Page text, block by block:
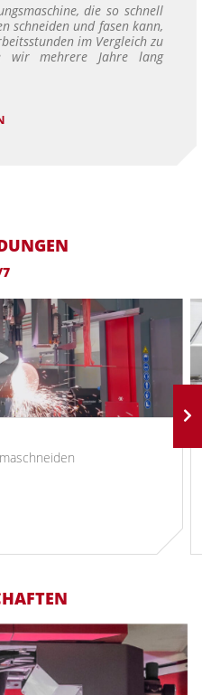
die so schnell
schneiden und fasen kann,
im Vergleich zu
wir mehrere Jahre lang